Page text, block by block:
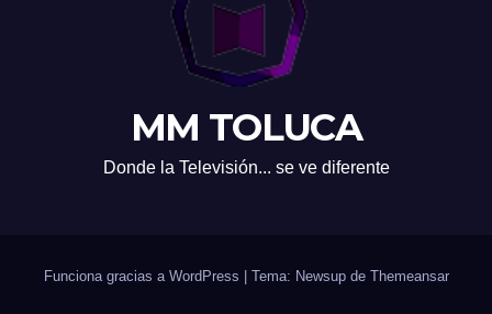
MM TOLUCA
Donde la Televisión... se ve diferente
Funciona gracias a WordPress | Tema: Newsup de Themeansar